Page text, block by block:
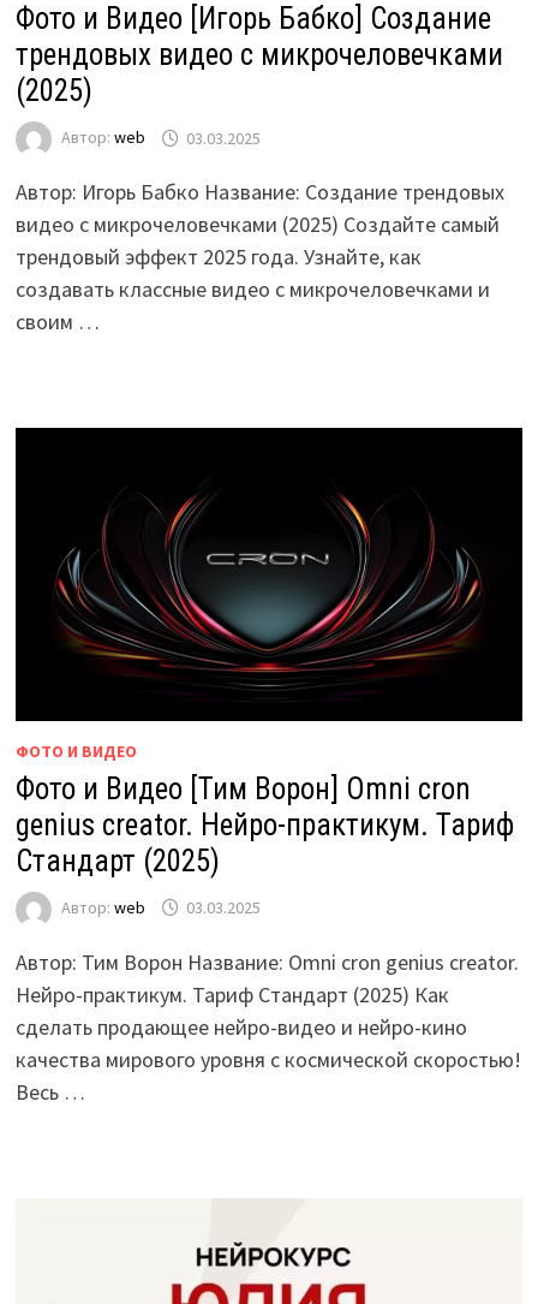
Фото и Видео [Игорь Бабко] Создание
трендовых видео с микрочеловечками
(2025)
Автор: web 03.03.2025
Автор: Игорь Бабко Название: Создание трендовых
видео с микрочеловечками (2025) Создайте самый
трендовый эффект 2025 года. Узнайте, как
создавать классные видео с микрочеловечками и
своим …
ФОТО И ВИДЕО
Фото и Видео [Тим Ворон] Omni cron
genius creator. Нейро-практикум. Тариф
Стандарт (2025)
Автор: web 03.03.2025
Автор: Тим Ворон Название: Omni cron genius creator.
Нейро-практикум. Тариф Стандарт (2025) Как
сделать продающее нейро-видео и нейро-кино
качества мирового уровня с космической скоростью!
Весь …